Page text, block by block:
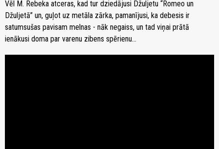
Vēl M. Rebeka atceras, kad tur dziedājusi Džuljetu “Romeo un
Džuljetā” un, guļot uz metāla zārka, pamanījusi, ka debesis ir
satumsušas pavisam melnas - nāk negaiss, un tad viņai prātā
ienākusi doma par varenu zibens spērienu…